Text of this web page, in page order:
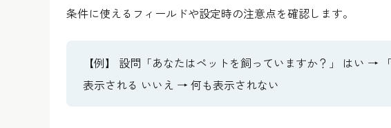
条件に使えるフィールドや設定時の注意点を確認します。
【例】 設問「あなたはペットを飼っていますか？」 はい →
表示される いいえ → 何も表示されない